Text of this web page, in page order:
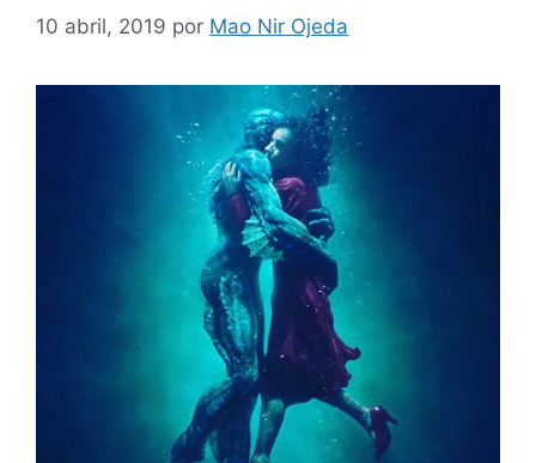
10 abril, 2019 por Mao Nir Ojeda